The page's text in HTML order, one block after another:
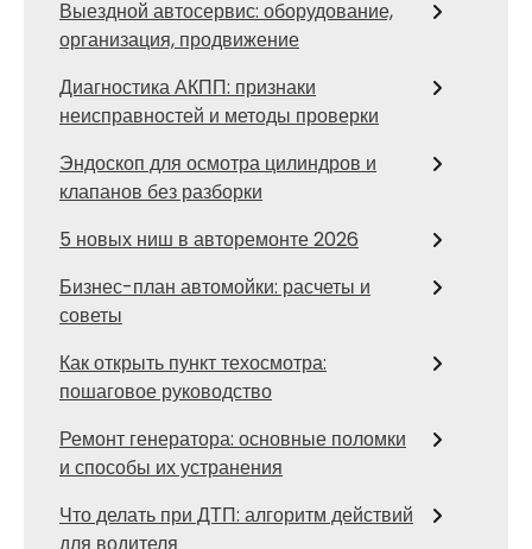
Выездной автосервис: оборудование,
организация, продвижение
Диагностика АКПП: признаки
неисправностей и методы проверки
Эндоскоп для осмотра цилиндров и
клапанов без разборки
5 новых ниш в авторемонте 2026
Бизнес-план автомойки: расчеты и
советы
Как открыть пункт техосмотра:
пошаговое руководство
Ремонт генератора: основные поломки
и способы их устранения
Что делать при ДТП: алгоритм действий